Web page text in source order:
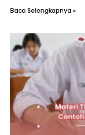
Baca Selengkapnya »